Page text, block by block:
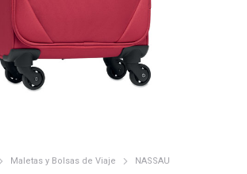
Maletas y Bolsas de Viaje NASSAU